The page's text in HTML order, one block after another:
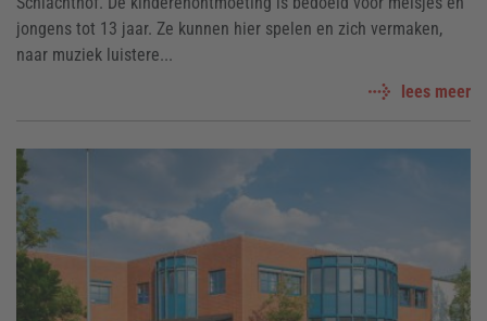
jongens tot 13 jaar. Ze kunnen hier spelen en zich vermaken,
naar muziek luistere...
lees meer